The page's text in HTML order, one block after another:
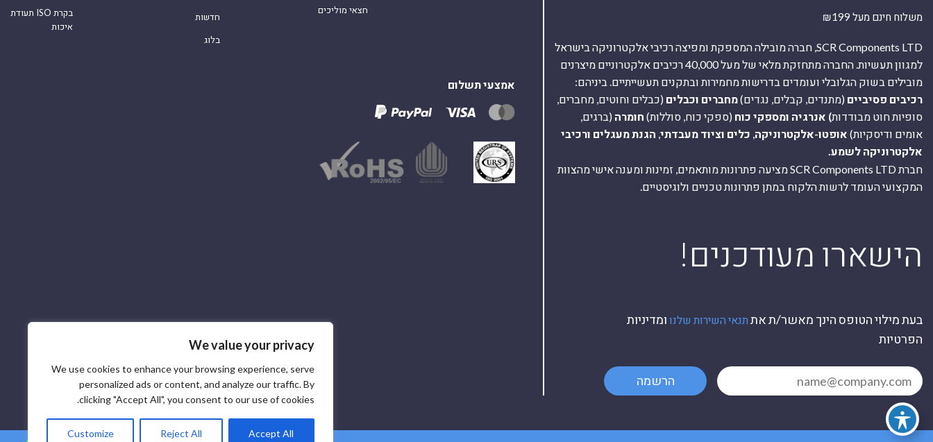
We value your privacy
We use cookies to enhance your browsing experience, serve
personalized ads or content, and analyze our traffic. By
clicking "Accept All", you consent to our use of cookies.
Customize Reject All Accept All
משלוח חינם מעל ₪199
SCR Components LTD, חברה מובילה המספקת ומפיצה רכיבי אלקטרוניקה בישראל
למגוון תעשיות. החברה מתחזקת מלאי של מעל 40,000 רכיבים אלקטרוניים מיצרנים
מובילים בשוק הגלובלי ועומדים בדרישות מחמירות ובתקנים תעשייתיים. ביניהם:
רכיבים פסיביים (מתנדים, קבלים, נגדים)מחברים וכבלים (כבלים וחוטים, מחברים,
סופיות חוט מבודדות) אנרגיה ומספקי כוח (ספקי כוח, סוללות) חומרה (ברגים,
אומים ודיסקיות) אופטו-אלקטרוניקה כלים וציוד מעבדתי הגנת מעגלים ורכיבי
אלקטרוניקה לשמע.
חברת SCR Components LTD מציעה פתרונות מותאמים, זמינות ומענה אישי מהצוות
המקצועי העומד לרשות הלקוח במתן פתרונות טכניים ולוגיסטיים.
!הישארו מעודכנים
בעת מילוי הטופס הינך מאשר/ת את תנאי השירות שלנו ומדיניות
הפרטיות
הרשמה
חצאי מוליכים
חדשות
בלוג
תעודת ISO בקרת
איכות
אמצעי תשלום